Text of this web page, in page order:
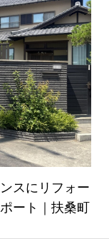
スにリフォー
ート｜扶桑町